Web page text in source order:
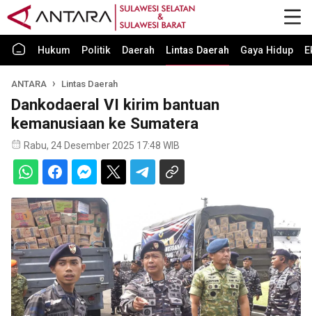
Hukum Politik Daerah Lintas Daerah Gaya Hidup
ANTARA Lintas Daerah
Dankodaeral VI kirim bantuan
kemanusiaan ke Sumatera
Rabu, 24 Desember 2025 17:48 WIB